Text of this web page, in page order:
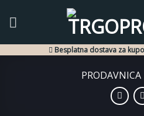
Besplatna dostava za
PRODAVNICA